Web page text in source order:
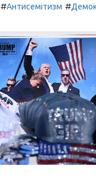
#Антисемітизм #